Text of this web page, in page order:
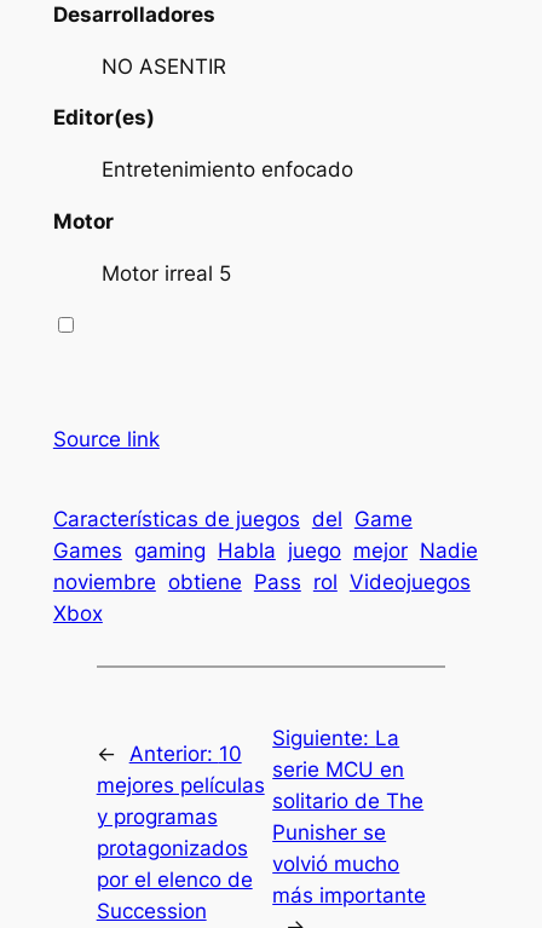
Desarrolladores
NO ASENTIR
Editor(es)
Entretenimiento enfocado
Motor
Motor irreal 5
Source link
Características de juegos del Game
Games gaming Habla juego mejor Nadie
noviembre obtiene Pass rol Videojuegos
Xbox
← Anterior: 10
mejores películas
y programas
protagonizados
por el elenco de
Succession
Siguiente: La
serie MCU en
solitario de The
Punisher se
volvió mucho
más importante